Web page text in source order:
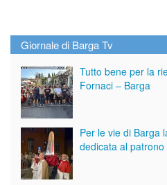
Giornale di Barga Tv
Tutto bene per la
Fornaci – Barga
Per le vie di Barga
dedicata al patrono